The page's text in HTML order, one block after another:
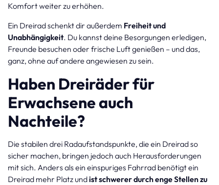
Komfort weiter zu erhöhen.
Ein Dreirad schenkt dir außerdem Freiheit und
Unabhängigkeit. Du kannst deine Besorgungen erledigen,
Freunde besuchen oder frische Luft genießen – und das,
ganz, ohne auf andere angewiesen zu sein.
Haben Dreiräder für
Erwachsene auch
Nachteile?
Die stabilen drei Radaufstandspunkte, die ein Dreirad so
sicher machen, bringen jedoch auch Herausforderungen
mit sich. Anders als ein einspuriges Fahrrad benötigt ein
Dreirad mehr Platz undist schwerer durch enge Stellen zu